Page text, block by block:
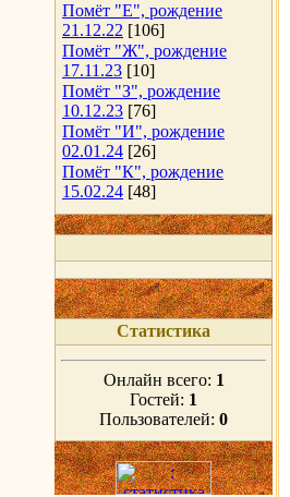
Помёт "Е", рождение
21.12.22 [106]
Помёт "Ж", рождение
17.11.23 [10]
Помёт "З", рождение
10.12.23 [76]
Помёт "И", рождение
02.01.24 [26]
Помёт "К", рождение
15.02.24 [48]
Статистика
Онлайн всего: 1
Гостей: 1
Пользователей: 0